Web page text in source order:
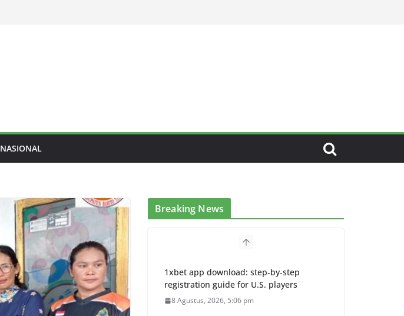
NASIONAL
Breaking News
1xbet app download: step‑by‑step
registration guide for U.S. players
8 Agustus, 2026, 5:06 pm